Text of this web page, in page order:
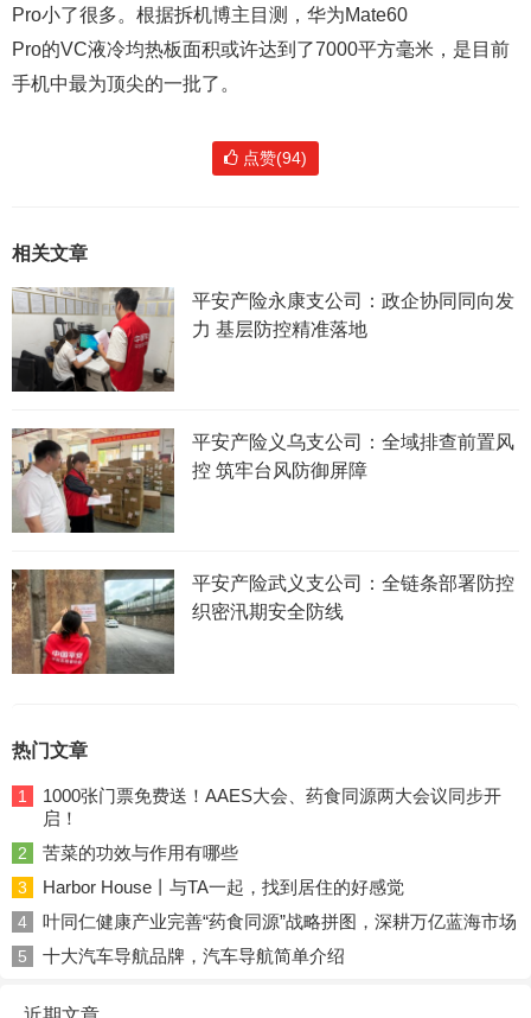
Pro小了很多。根据拆机博主目测，华为Mate60
Pro的VC液冷均热板面积或许达到了7000平方毫米，是目前
手机中最为顶尖的一批了。
点赞(94)
相关文章
平安产险永康支公司：政企协同同向发
力 基层防控精准落地
平安产险义乌支公司：全域排查前置风
控 筑牢台风防御屏障
平安产险武义支公司：全链条部署防控
织密汛期安全防线
热门文章
1
1000张门票免费送！AAES大会、药食同源两大会议同步开
启！
2 苦菜的功效与作用有哪些
3 Harbor House丨与TA一起，找到居住的好感觉
4 叶同仁健康产业完善“药食同源”战略拼图，深耕万亿蓝海市场
5 十大汽车导航品牌，汽车导航简单介绍